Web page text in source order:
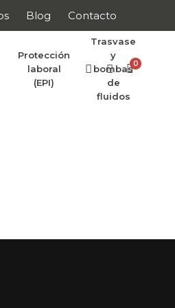
Blog Contacto
Protección
laboral
(EPI)
Trasvase
y
bombas
de
fluidos
0